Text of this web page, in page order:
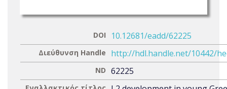
DOI 10.12681/eadd/62225
Διεύθυνση Handle http://hdl.handle.net/10442/
ND 62225